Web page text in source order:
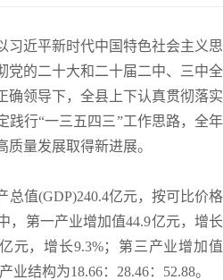
习近平新时代中国特色社会主义思
党的二十大和二十届二中、三中全
确领导下，全县上下认真贯彻落实
践行“一三五四三”工作思路，全年
量发展取得新进展。
总值(GDP)240.4亿元，按可比价格
，第一产业增加值44.9亿元，增长
元，增长9.3%；第三产业增加值
业结构为18.66：28.46：52.88。